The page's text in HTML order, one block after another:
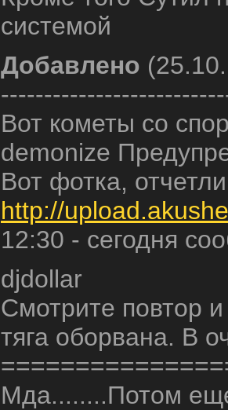
системой
Добавлено
Вот кометы со
demonize
Вот фотка,
http://
12:30 - сегодня
djdollar
Смотрите повтор
тяга оборвана. В
Мда........Потом